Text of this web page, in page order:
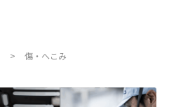
新車を探す
中古車を探す
傷・へこみ